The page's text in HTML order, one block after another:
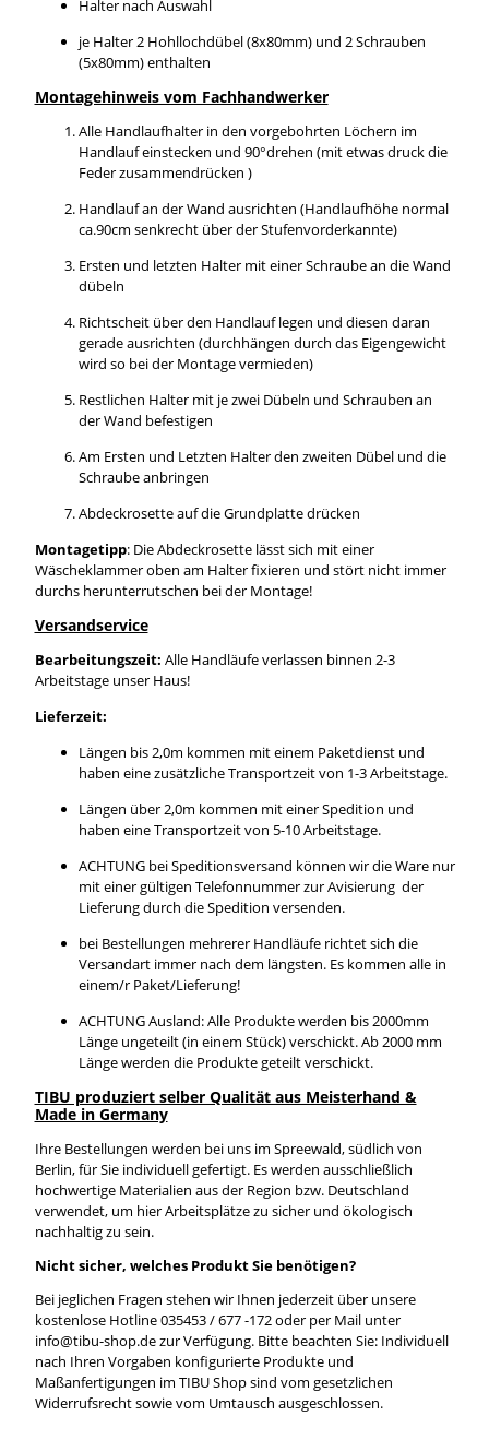
Halter nach Auswahl
je Halter 2 Hohllochdübel (8x80mm) und 2 Schrauben
(5x80mm) enthalten
Montagehinweis vom Fachhandwerker
Alle Handlaufhalter in den vorgebohrten Löchern im
Handlauf einstecken und 90°drehen (mit etwas druck die
Feder zusammendrücken )
Handlauf an der Wand ausrichten (Handlaufhöhe normal
ca.90cm senkrecht über der Stufenvorderkannte)
Ersten und letzten Halter mit einer Schraube an die Wand
dübeln
Richtscheit über den Handlauf legen und diesen daran
gerade ausrichten (durchhängen durch das Eigengewicht
wird so bei der Montage vermieden)
Restlichen Halter mit je zwei Dübeln und Schrauben an
der Wand befestigen
Am Ersten und Letzten Halter den zweiten Dübel und die
Schraube anbringen
Abdeckrosette auf die Grundplatte drücken
Montagetipp: Die Abdeckrosette lässt sich mit einer
Wäscheklammer oben am Halter fixieren und stört nicht immer
durchs herunterrutschen bei der Montage!
Versandservice
Bearbeitungszeit: Alle Handläufe verlassen binnen 2-3
Arbeitstage unser Haus!
Lieferzeit:
Längen bis 2,0m kommen mit einem Paketdienst und
haben eine zusätzliche Transportzeit von 1-3 Arbeitstage.
Längen über 2,0m kommen mit einer Spedition und
haben eine Transportzeit von 5-10 Arbeitstage.
ACHTUNG bei Speditionsversand können wir die Ware nur
mit einer gültigen Telefonnummer zur Avisierung der
Lieferung durch die Spedition versenden.
bei Bestellungen mehrerer Handläufe richtet sich die
Versandart immer nach dem längsten. Es kommen alle in
einem/r Paket/Lieferung!
ACHTUNG Ausland: Alle Produkte werden bis 2000mm
Länge ungeteilt (in einem Stück) verschickt. Ab 2000 mm
Länge werden die Produkte geteilt verschickt.
TIBU produziert selber Qualität aus Meisterhand &
Made in Germany
Ihre Bestellungen werden bei uns im Spreewald, südlich von
Berlin, für Sie individuell gefertigt. Es werden ausschließlich
hochwertige Materialien aus der Region bzw. Deutschland
verwendet, um hier Arbeitsplätze zu sicher und ökologisch
nachhaltig zu sein.
Nicht sicher, welches Produkt Sie benötigen?
Bei jeglichen Fragen stehen wir Ihnen jederzeit über unsere
kostenlose Hotline 035453 / 677 -172 oder per Mail unter
info@tibu-shop.de zur Verfügung. Bitte beachten Sie: Individuell
nach Ihren Vorgaben konfigurierte Produkte und
Maßanfertigungen im TIBU Shop sind vom gesetzlichen
Widerrufsrecht sowie vom Umtausch ausgeschlossen.